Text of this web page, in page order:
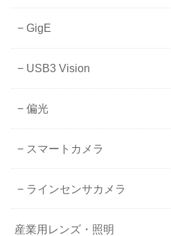
GigE
USB3 Vision
偏光
スマートカメラ
ラインセンサカメラ
産業用レンズ・照明